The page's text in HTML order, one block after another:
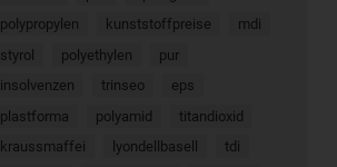
polypropylen
kunststoffpreise
mdi
styrol
polyethylen
pur
insolvenzen
trinseo
eps
plastforma
polyamid
titandioxid
kraussmaffei
lyondellbasell
tdi